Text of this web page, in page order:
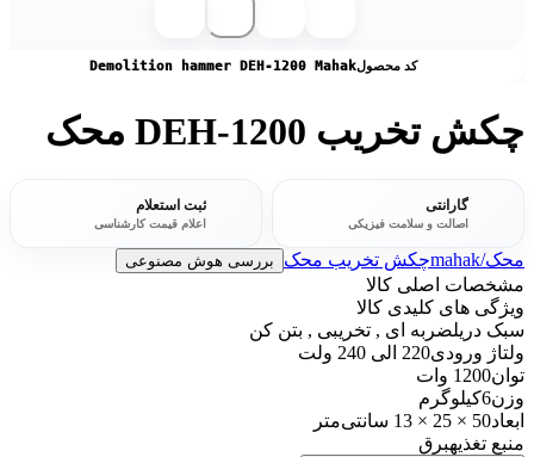
کد محصولDemolition hammer DEH-1200 Mahak
چکش تخریب DEH-1200 محک
گارانتی
اصالت و سلامت فیزیکی
ثبت استعلام
اعلام قیمت کارشناسی
محک/mahak چکش تخریب محک بررسی هوش مصنوعی
مشخصات اصلی کالا
ویژگی های کلیدی کالا
سبک دریلضربه ای , تخریبی , بتن کن
ولتاژ ورودی220 الی 240 ولت
توان1200 وات
وزن6کیلوگرم
ابعاد50 × 25 × 13 سانتی‌متر
منبع تغذیهبرق